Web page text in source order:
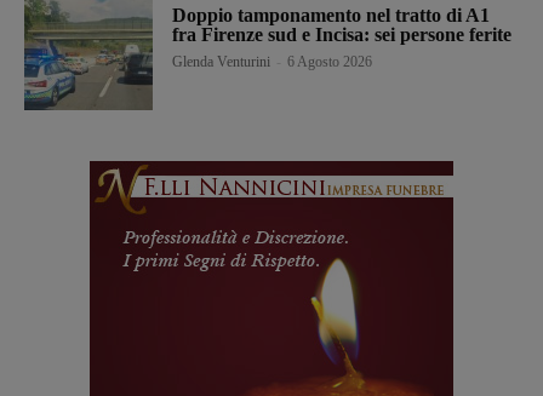
Doppio tamponamento nel tratto di A1
fra Firenze sud e Incisa: sei persone ferite
Glenda Venturini 6 Agosto 2026